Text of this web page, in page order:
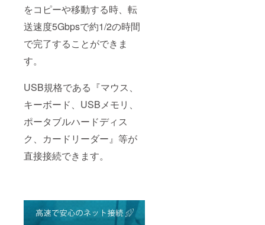
をコピーや移動する時、転
送速度5Gbpsで約1/2の時間
で完了することができま
す。
USB規格である『マウス、
キーボード、USBメモリ、
ポータブルハードディス
ク、カードリーダー』等が
直接接続できます。